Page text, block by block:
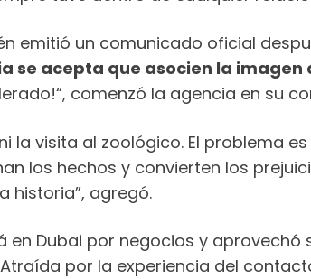
emitió un comunicado oficial
se acepta que asocien la
comenzó la agencia en su
la visita al zoológico. El problema
los hechos y convierten los
historia”, agregó.
en Dubai por negocios y
por la experiencia del